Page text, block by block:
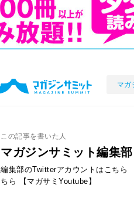
マガ
この記事を書いた人
マガジンサミット編集部
編集部のTwitterアカウントはこちら
ちら
【マガサミYoutube】